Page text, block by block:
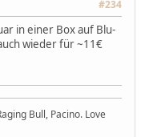
#234
in einer Box auf Blu-
wieder für ~11€
Bull, Pacino. Love